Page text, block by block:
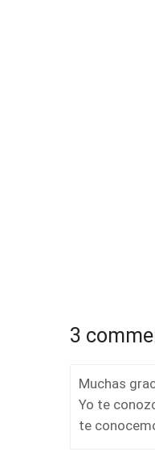
3
Muchas
Yo te
te